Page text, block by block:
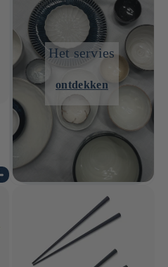
Het servies
ontdekken